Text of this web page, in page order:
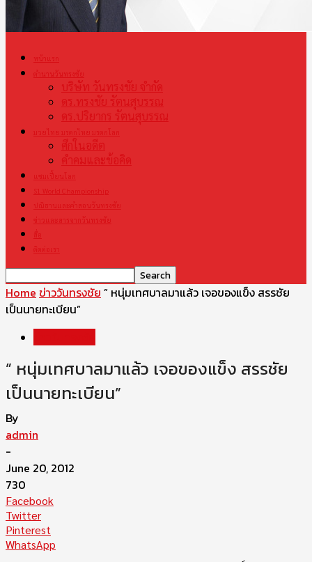
หน้าแรก
ตำนานวันทรงชัย
บริษัท วันทรงชัย จำกัด
ดร.ทรงชัย รัตนสุบรรณ
ดร.ปริยากร รัตนสุบรรณ
มวยไทย มรดกไทย มรดกโลก
ศึกในอดีต
คำคมและข้อคิด
แชมเปี้ยนโลก
S1 World Championship
ปณิธานและคำสอนวันทรงชัย
ข่าวและสารจากวันทรงชัย
สื่อ
ติดต่อเรา
Home ข่าววันทรงชัย ” หนุ่มเทศบาลมาแล้ว เจอของแข็ง สรรชัย
เป็นนายทะเบียน”
” หนุ่มเทศบาลมาแล้ว เจอของแข็ง สรรชัย
เป็นนายทะเบียน”
By
admin
-
June 20, 2012
730
Facebook
Twitter
Pinterest
WhatsApp